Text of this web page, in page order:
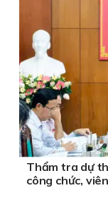
Thẩm tra dự
công chức,